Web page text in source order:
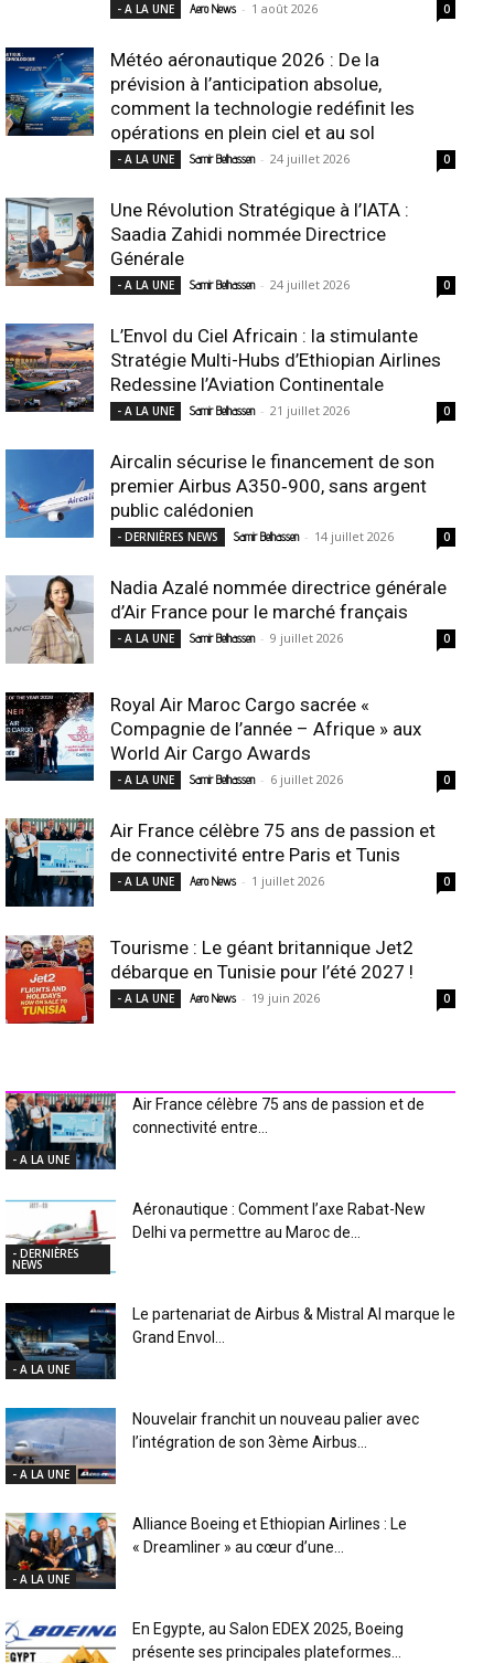
- A LA UNE Aero News - 1 août 2026 0
Météo aéronautique 2026 : De la
prévision à l’anticipation absolue,
comment la technologie redéfinit les
opérations en plein ciel et au sol
- A LA UNE Samir Belhassen - 24 juillet 2026 0
Une Révolution Stratégique à l’IATA :
Saadia Zahidi nommée Directrice
Générale
- A LA UNE Samir Belhassen - 24 juillet 2026 0
L’Envol du Ciel Africain : la stimulante
Stratégie Multi-Hubs d’Ethiopian Airlines
Redessine l’Aviation Continentale
- A LA UNE Samir Belhassen - 21 juillet 2026 0
Aircalin sécurise le financement de son
premier Airbus A350‑900, sans argent
public calédonien
- DERNIÈRES NEWS Samir Belhassen - 14 juillet 2026 0
Nadia Azalé nommée directrice générale
d’Air France pour le marché français
- A LA UNE Samir Belhassen - 9 juillet 2026 0
Royal Air Maroc Cargo sacrée «
Compagnie de l’année – Afrique » aux
World Air Cargo Awards
- A LA UNE Samir Belhassen - 6 juillet 2026 0
Air France célèbre 75 ans de passion et
de connectivité entre Paris et Tunis
- A LA UNE Aero News - 1 juillet 2026 0
Tourisme : Le géant britannique Jet2
débarque en Tunisie pour l’été 2027 !
- A LA UNE Aero News - 19 juin 2026 0
- A LA UNE
Air France célèbre 75 ans de passion et de
connectivité entre...
- DERNIÈRES
NEWS
Aéronautique : Comment l’axe Rabat-New
Delhi va permettre au Maroc de...
- A LA UNE
Le partenariat de Airbus & Mistral AI marque le
Grand Envol...
- A LA UNE
Nouvelair franchit un nouveau palier avec
l’intégration de son 3ème Airbus...
- A LA UNE
Alliance Boeing et Ethiopian Airlines : Le
« Dreamliner » au cœur d’une...
En Egypte, au Salon EDEX 2025, Boeing
présente ses principales plateformes...